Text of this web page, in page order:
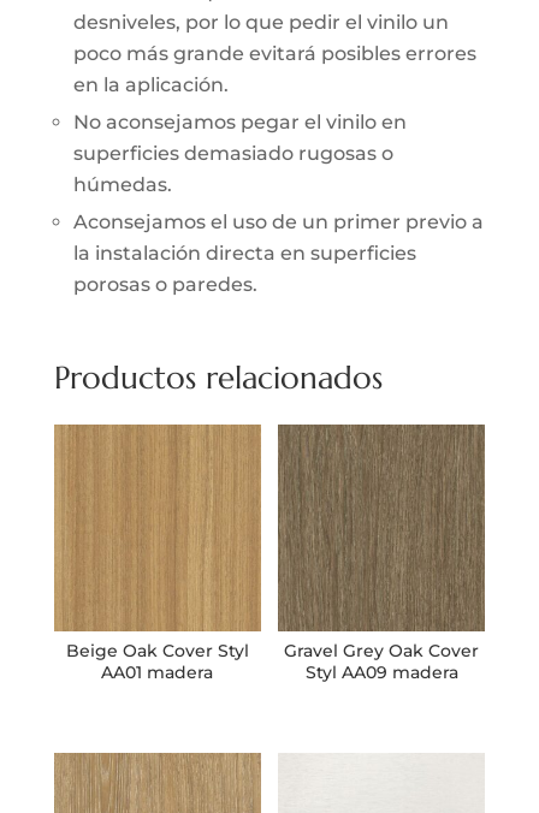
desniveles, por lo que pedir el vinilo un
poco más grande evitará posibles errores
en la aplicación.
No aconsejamos pegar el vinilo en
superficies demasiado rugosas o
húmedas.
Aconsejamos el uso de un primer previo a
la instalación directa en superficies
porosas o paredes.
Productos relacionados
Beige Oak Cover Styl
AA01 madera
Gravel Grey Oak Cover
Styl AA09 madera